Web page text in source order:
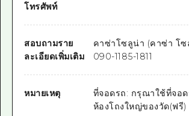
โทรศัพท์
สอบถามราย
ละเอียดเพิ่มเติม
คาซ่าโซลูน่า (คาซ่า โ
090-1185-1811
หมายเหตุ
ที่จอดรถ: กรุณาใช้ที่จอ
ห้องโถงใหญ่ของวัด(ฟรี)